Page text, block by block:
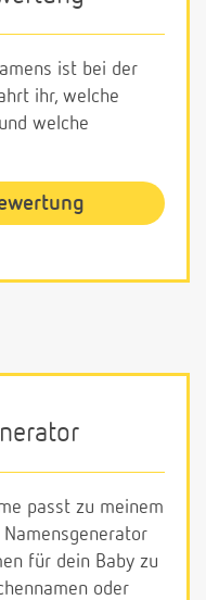
ist bei der
ihr, welche
welche
passt zu meinem
Namensgenerator
für dein Baby zu
oder